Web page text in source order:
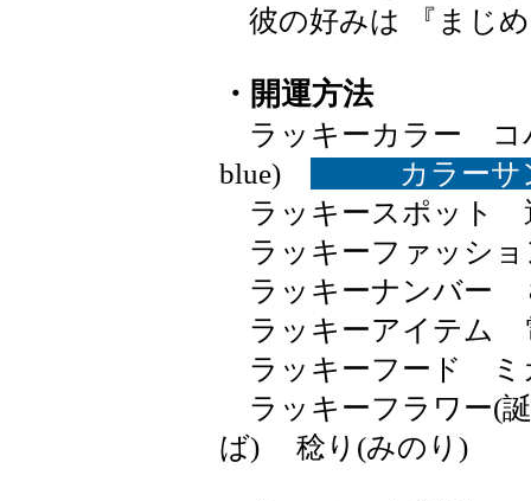
彼の好みは 『まじ
・開運方法
ラッキーカラー コ
blue)
カラー
ラッキースポット
ラッキーファッシ
ラッキーナンバー
ラッキーアイテム
ラッキーフード ミ
ラッキーフラワー(
ば) 稔り(みの